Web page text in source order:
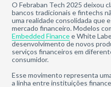
O Febraban Tech 2025 deixou
bancos tradicionais e fintechs
uma realidade consolidada que
mercado financeiro. Modelos
Embedded Financee White
desenvolvimento de novos
serviços financeiros em
consumidor.
Esse movimento representa
a linha entre instituições